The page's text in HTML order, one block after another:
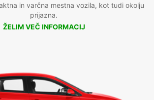
in varčna mestna vozila, kot tudi okolju
prijazna.
ŽELIM VEČ INFORMACIJ